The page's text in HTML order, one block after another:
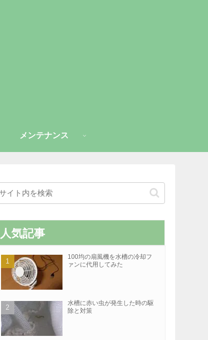
メンテナンス
人気記事
100均の扇風機を水槽の冷却フ
ァンに代用してみた
水槽に赤い虫が発生した時の駆
除と対策